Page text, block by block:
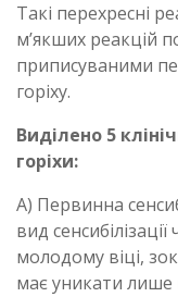
Такі перехресні
м’якших реакцій
приписуваними
горіху.
Виділено 5
горіхи:
А) Первинна
вид
молодому віці,
має уникати лише